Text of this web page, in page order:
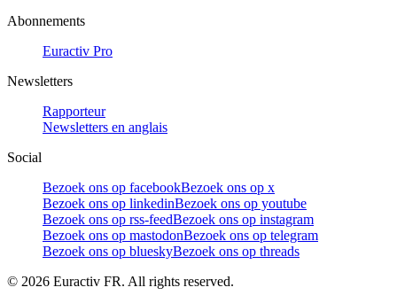
Abonnements
Euractiv Pro
Newsletters
Rapporteur
Newsletters en anglais
Social
Bezoek ons op facebookBezoek ons op x
Bezoek ons op linkedinBezoek ons op youtube
Bezoek ons op rss-feedBezoek ons op instagram
Bezoek ons op mastodonBezoek ons op telegram
Bezoek ons op blueskyBezoek ons op threads
© 2026 Euractiv FR. All rights reserved.